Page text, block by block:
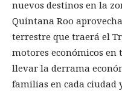
nuevos destinos en la
Quintana Roo
terrestre que traerá el
motores económicos
llevar la derrama
familias en cada ciudad